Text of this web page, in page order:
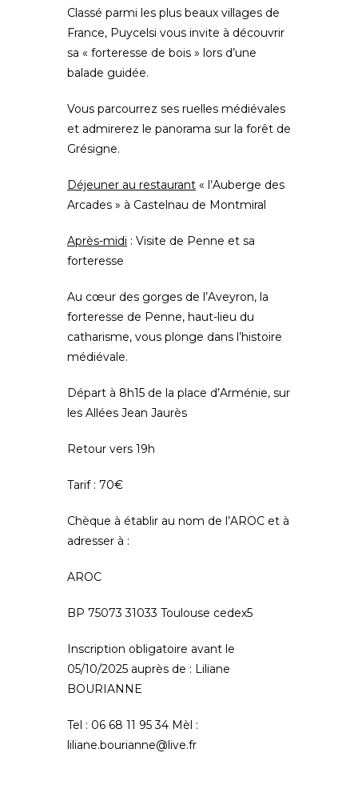
Classé parmi les plus beaux villages de
France, Puycelsi vous invite à découvrir
sa « forteresse de bois » lors d’une
balade guidée.
Vous parcourrez ses ruelles médiévales
et admirerez le panorama sur la forêt de
Grésigne.
Déjeuner au restaurant « l’Auberge des
Arcades » à Castelnau de Montmiral
Après-midi : Visite de Penne et sa
forteresse
Au cœur des gorges de l’Aveyron, la
forteresse de Penne, haut-lieu du
catharisme, vous plonge dans l’histoire
médiévale.
Départ à 8h15 de la place d’Arménie, sur
les Allées Jean Jaurès
Retour vers 19h
Tarif : 70€
Chèque à établir au nom de l’AROC et à
adresser à :
AROC
BP 75073 31033 Toulouse cedex5
Inscription obligatoire avant le
05/10/2025 auprès de : Liliane
BOURIANNE
Tel : 06 68 11 95 34 Mèl :
liliane.bourianne@live.fr